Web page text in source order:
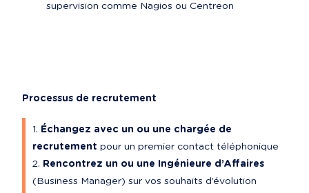
supervision comme Nagios ou Centreon
Processus de recrutement
Échangez avec un ou une chargée de
recrutement pour un premier contact téléphonique
Rencontrez un ou une Ingénieure d’Affaires
(Business Manager) sur vos souhaits d’évolution